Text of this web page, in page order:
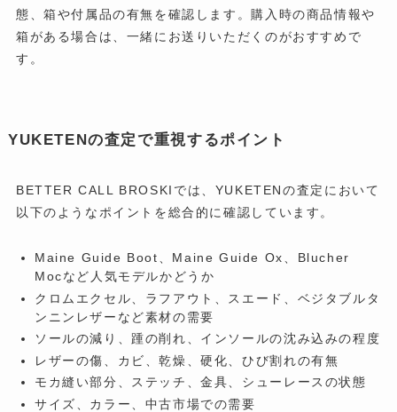
態、箱や付属品の有無を確認します。購入時の商品情報や
箱がある場合は、一緒にお送りいただくのがおすすめで
す。
YUKETENの査定で重視するポイント
BETTER CALL BROSKIでは、YUKETENの査定において
以下のようなポイントを総合的に確認しています。
Maine Guide Boot、Maine Guide Ox、Blucher
Mocなど人気モデルかどうか
クロムエクセル、ラフアウト、スエード、ベジタブルタ
ンニンレザーなど素材の需要
ソールの減り、踵の削れ、インソールの沈み込みの程度
レザーの傷、カビ、乾燥、硬化、ひび割れの有無
モカ縫い部分、ステッチ、金具、シューレースの状態
サイズ、カラー、中古市場での需要